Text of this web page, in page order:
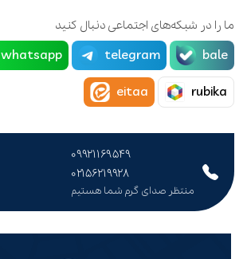
ما را در شبکه‌های اجتماعی دنبال کنید
bale
telegram
whatsapp
rubika
eitaa
۰۹۹۲۱۱۶۹۵۴۹
۰۲۱۵۶۲۱۹۹۲۸
منتظر صدای گرم شما هستیم